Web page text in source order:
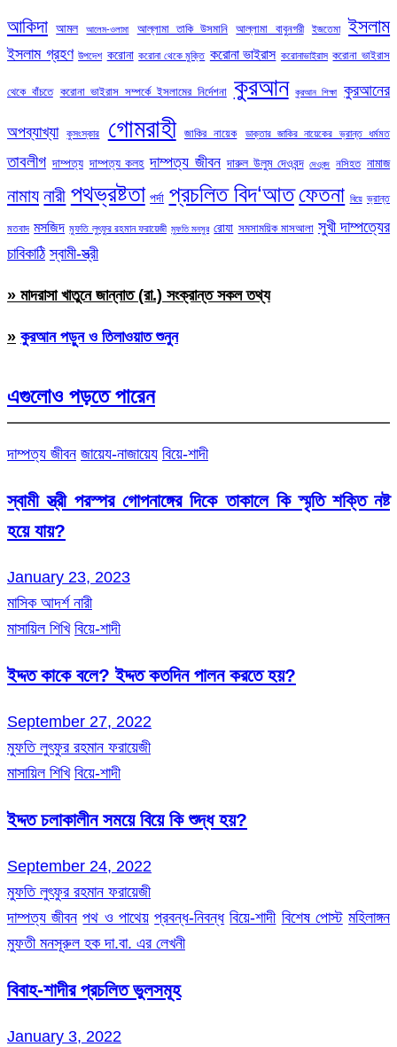
আকিদা আমল আলেম-ওলামা আল্লামা তাকি উসমানি আল্লামা বাবুনগরী ইজতেমা ইসলাম
ইসলাম গ্রহণ উপদেশ করোনা করোনা থেকে মুক্তি করোনা ভাইরাস করোনাভাইরাস করোনা ভাইরাস
থেকে বাঁচতে করোনা ভাইরাস সম্পর্কে ইসলামের নির্দেশনা কুরআন কুরআন শিক্ষা কুরআনের
অপব্যাখ্যা কুসংস্কার গোমরাহী জাকির নায়েক ডাক্তার জাকির নায়েকের ভ্রান্ত ধর্মমত
তাবলীগ দাম্পত্য দাম্পত্য কলহ দাম্পত্য জীবন দারুল উলুম দেওবন্দ দেওবন্দ নসিহত নামাজ
নামায নারী পথভ্রষ্টতা পর্দা প্রচলিত বিদ‘আত ফেতনা বিয়ে ভ্রান্ত
মতবাদ মসজিদ মুফতি লুৎফুর রহমান ফরায়েজী মুফতি মনসুর রোযা সমসাময়িক মাসআলা সুখী দাম্পত্যের
চাবিকাঠি স্বামী-স্ত্রী
» মাদরাসা খাতুনে জান্নাত (রা.) সংক্রান্ত সকল তথ্য
» কুরআন পড়ুন ও তিলাওয়াত শুনুন
এগুলোও পড়তে পারেন
দাম্পত্য জীবন জায়েয-নাজায়েয বিয়ে-শাদী
স্বামী স্ত্রী পরস্পর গোপনাঙ্গের দিকে তাকালে কি স্মৃতি শক্তি নষ্ট
হয়ে যায়?
January 23, 2023
মাসিক আদর্শ নারী
মাসায়িল শিখি বিয়ে-শাদী
ইদ্দত কাকে বলে? ইদ্দত কতদিন পালন করতে হয়?
September 27, 2022
মুফতি লুৎফুর রহমান ফরায়েজী
মাসায়িল শিখি বিয়ে-শাদী
ইদ্দত চলাকালীন সময়ে বিয়ে কি শুদ্ধ হয়?
September 24, 2022
মুফতি লুৎফুর রহমান ফরায়েজী
দাম্পত্য জীবন পথ ও পাথেয় প্রবন্ধ-নিবন্ধ বিয়ে-শাদী বিশেষ পোস্ট মহিলাঙ্গন
মুফতী মনসূরুল হক দা.বা. এর লেখনী
বিবাহ-শাদীর প্রচলিত ভুলসমূহ
January 3, 2022